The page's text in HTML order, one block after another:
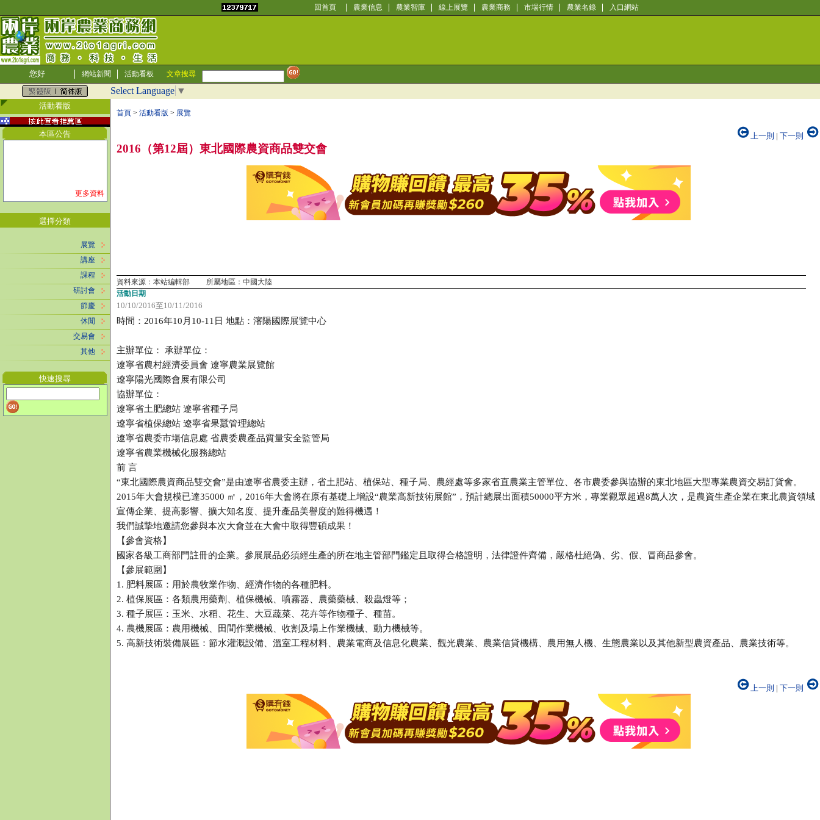
回首頁 農業信息 農業智庫 線上展覽 農業商務 市場行情 農業名錄 入口網站
您好 網站新聞 活動看板 文章搜尋
Select Language ▼
活動看版
本區公告
更多資料
選擇分類
展覽
講座
課程
研討會
節慶
休閒
交易會
其他
快速搜尋
首頁 > 活動看版 > 展覽
上一則 | 下一則
2016（第12屆）東北國際農資商品雙交會
資料來源：本站編輯部 所屬地區：中國大陸
活動日期
10/10/2016至10/11/2016
時間：2016年10月10-11日 地點：瀋陽國際展覽中心
主辦單位： 承辦單位：
遼寧省農村經濟委員會 遼寧農業展覽館
遼寧陽光國際會展有限公司
協辦單位：
遼寧省土肥總站 遼寧省種子局
遼寧省植保總站 遼寧省果蠶管理總站
遼寧省農委市場信息處 省農委農產品質量安全監管局
遼寧省農業機械化服務總站
前 言
“東北國際農資商品雙交會”是由遼寧省農委主辦，省土肥站、植保站、種子局、農經處等多家省直農業主管單位、各市農委參與協辦的東北地區大型專業農資交易訂貨會。
2015年大會規模已達35000 ㎡，2016年大會將在原有基礎上增設“農業高新技術展館”，預計總展出面積50000平方米，專業觀眾超過8萬人次，是農資生產企業在東北農資領域
宣傳企業、提高影響、擴大知名度、提升產品美譽度的難得機遇！
我們誠摯地邀請您參與本次大會並在大會中取得豐碩成果！
【參會資格】
國家各級工商部門註冊的企業。參展展品必須經生產的所在地主管部門鑑定且取得合格證明，法律證件齊備，嚴格杜絕偽、劣、假、冒商品參會。
【參展範圍】
1. 肥料展區：用於農牧業作物、經濟作物的各種肥料。
2. 植保展區：各類農用藥劑、植保機械、噴霧器、農藥藥械、殺蟲燈等；
3. 種子展區：玉米、水稻、花生、大豆蔬菜、花卉等作物種子、種苗。
4. 農機展區：農用機械、田間作業機械、收割及場上作業機械、動力機械等。
5. 高新技術裝備展區：節水灌溉設備、溫室工程材料、農業電商及信息化農業、觀光農業、農業信貸機構、農用無人機、生態農業以及其他新型農資產品、農業技術等。
上一則 | 下一則